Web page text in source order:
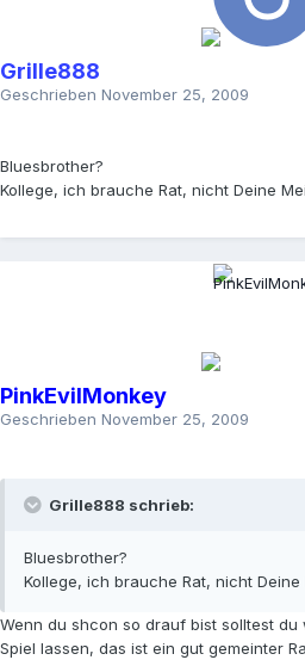
Grille888
Geschrieben November 25, 2009
Bluesbrother?
Kollege, ich brauche Rat, nicht Deine
PinkEvilMonkey
Geschrieben November 25, 2009
Grille888 schrieb:
Bluesbrother?
Kollege, ich brauche Rat, nicht Deine
Wenn du shcon so drauf bist solltest du
Spiel lassen, das ist ein gut gemeinter